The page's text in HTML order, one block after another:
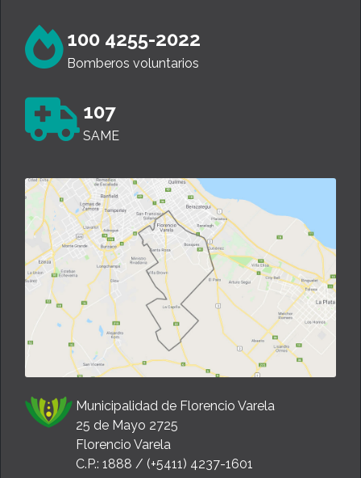
100 4255-2022
Bomberos voluntarios
107
SAME
Municipalidad de Florencio Varela
25 de Mayo 2725
Florencio Varela
C.P.: 1888 / (+5411) 4237-1601